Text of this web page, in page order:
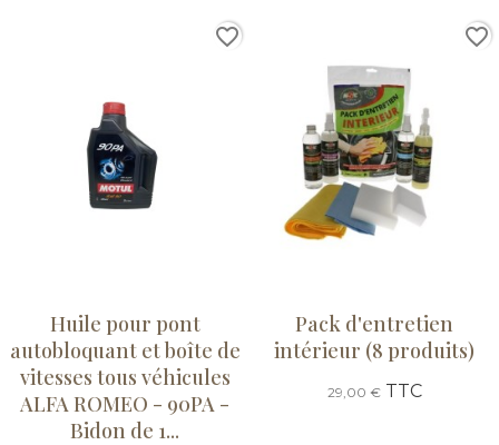
Huile pour pont
autobloquant et boîte de
vitesses tous véhicules
ALFA ROMEO - 90PA -
Bidon de 1...
favorite_border
Pack d'entretien
intérieur (8 produits)
29,00 €TTC
favorite_border